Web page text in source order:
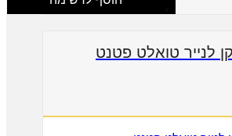
לנייר טואלט פטנט